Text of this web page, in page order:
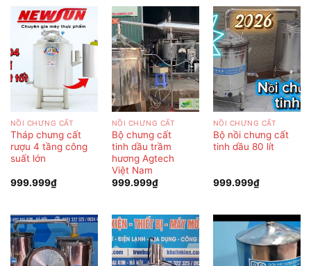
NỒI CHƯNG CẤT
Tháp chưng cất
rượu 4 tầng công
suất lớn
999.999₫
NỒI CHƯNG CẤT
Bộ chưng cất
tinh dầu trầm
hương Agtech
Việt Nam
999.999₫
NỒI CHƯNG CẤT
Bộ nồi chưng cất
tinh dầu 80 lít
999.999₫